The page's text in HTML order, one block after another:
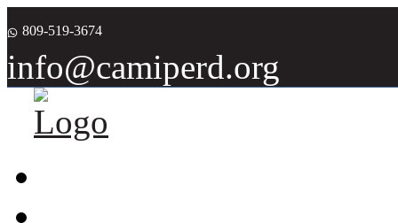
809-519-3674
info@camiperd.org